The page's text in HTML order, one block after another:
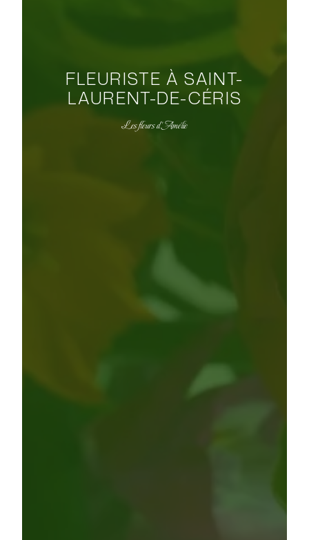
FLEURISTE À SAINT-
LAURENT-DE-CÉRIS
Les fleurs d'Amélie